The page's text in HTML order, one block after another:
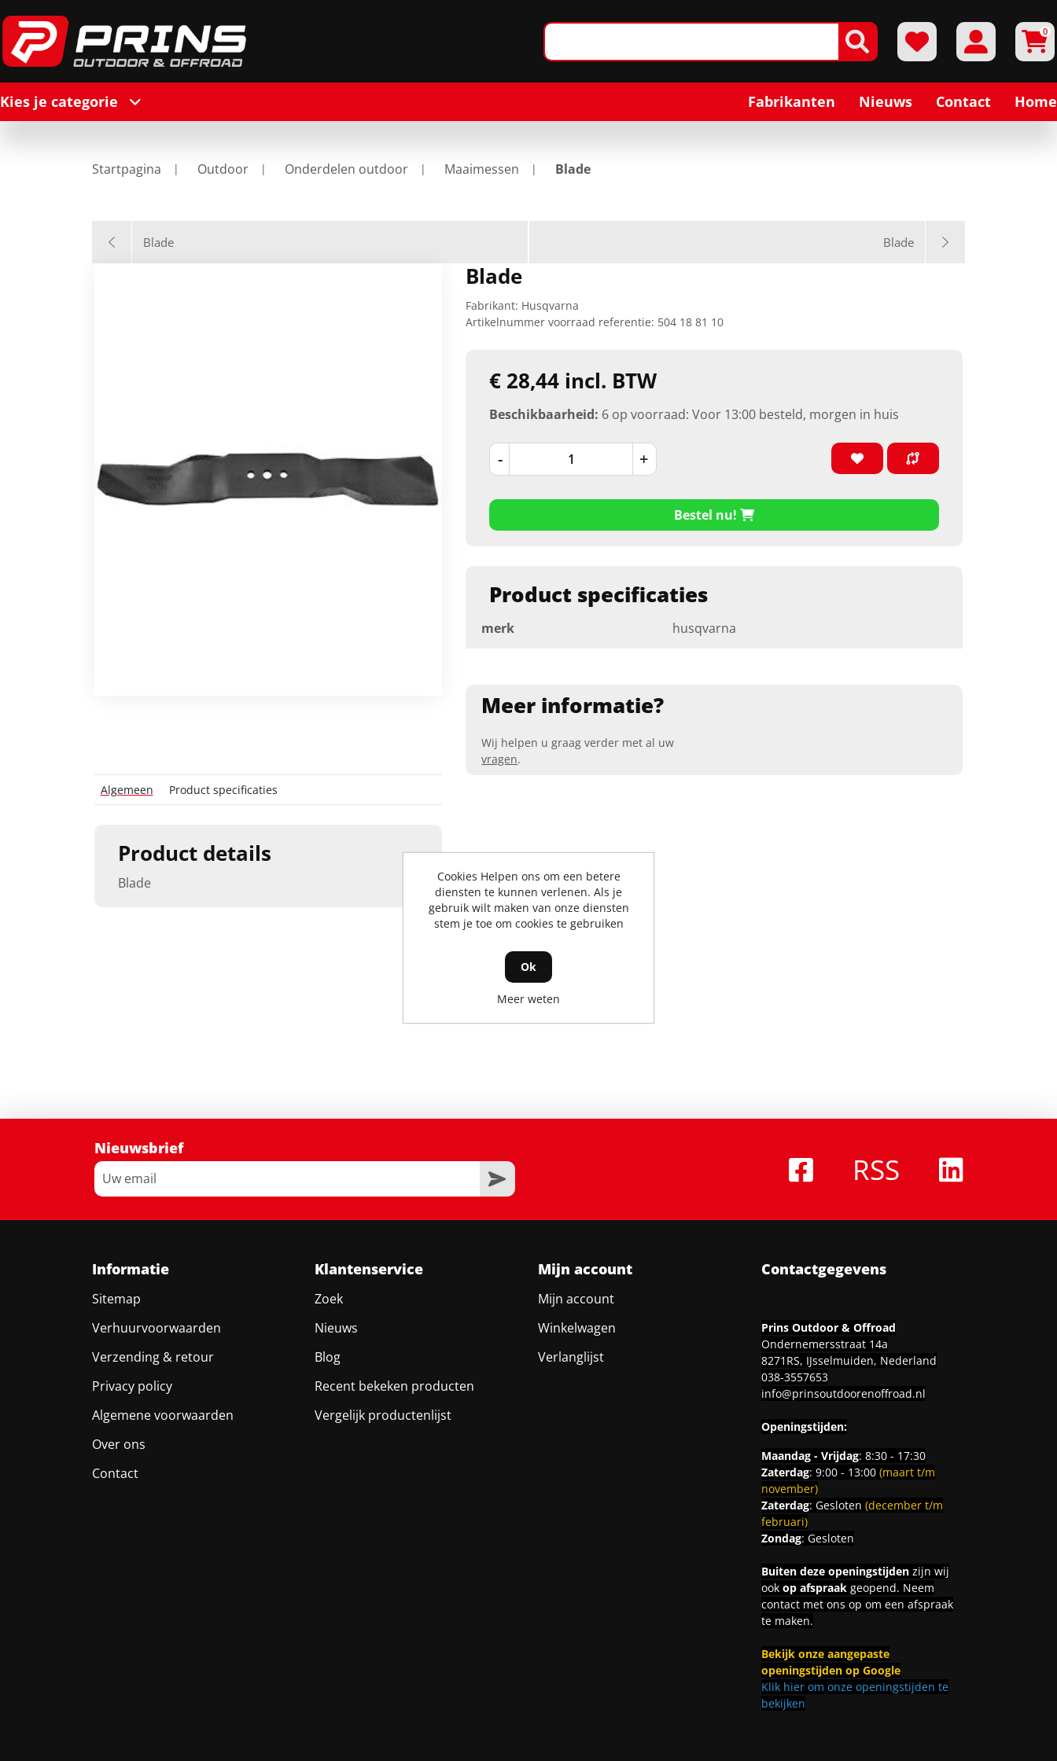
0
Kies je categorie Fabrikanten Nieuws Contact Home
Startpagina Outdoor Onderdelen outdoor Maaimessen Blade
Blade Blade
Product details
Blade
Algemeen Product specificaties
Blade
Fabrikant: Husqvarna
Artikelnummer voorraad referentie: 504 18 81 10
€ 28,44 incl. BTW
Beschikbaarheid: 6 op voorraad: Voor 13:00 besteld, morgen in huis
- +
Bestel nu!
Product specificaties
merk husqvarna
Meer informatie?
Wij helpen u graag verder met al uw
vragen.
Nieuwsbrief
RSS
Informatie
Sitemap
Verhuurvoorwaarden
Verzending & retour
Privacy policy
Algemene voorwaarden
Over ons
Contact
Klantenservice
Zoek
Nieuws
Blog
Recent bekeken producten
Vergelijk productenlijst
Mijn account
Mijn account
Winkelwagen
Verlanglijst
Contactgegevens
Prins Outdoor & Offroad
Ondernemersstraat 14a
8271RS, IJsselmuiden, Nederland
038-3557653
info@prinsoutdoorenoffroad.nl
Openingstijden:
Maandag - Vrijdag: 8:30 - 17:30
Zaterdag: 9:00 - 13:00 (maart t/m
november)
Zaterdag: Gesloten (december t/m
februari)
Zondag: Gesloten
Buiten deze openingstijdenzijn wij
ook op afspraakgeopend. Neem
contact met ons op om een afspraak
te maken.
Bekijk onze aangepaste
openingstijden op Google
Klik hier om onze openingstijden te
bekijken
Cookies Helpen ons om een betere
diensten te kunnen verlenen. Als je
gebruik wilt maken van onze diensten
stem je toe om cookies te gebruiken
Ok
Meer weten